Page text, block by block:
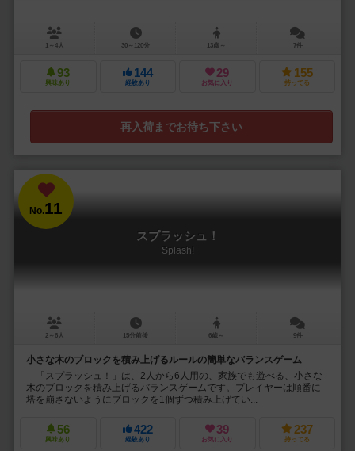
1～4人 30～120分 13歳～ 7件
93
興味あり
144
経験あり
29
お気に入り
155
持ってる
再入荷までお待ち下さい
No.11
スプラッシュ！
Splash!
2～6人 15分前後 6歳～ 9件
小さな木のブロックを積み上げるルールの簡単なバランスゲーム
「スプラッシュ！」は、2人から6人用の、家族でも遊べる、小さな
木のブロックを積み上げるバランスゲームです。プレイヤーは順番に
塔を崩さないようにブロックを1個ずつ積み上げてい...
56
興味あり
422
経験あり
39
お気に入り
237
持ってる